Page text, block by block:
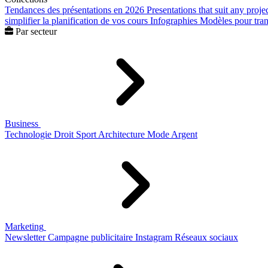
Tendances des présentations en 2026 Presentations that suit any
simplifier la planification de vos cours Infographies Modèles pour
Par secteur
Business
Technologie Droit Sport Architecture Mode Argent
Marketing
Newsletter Campagne publicitaire Instagram Réseaux sociaux